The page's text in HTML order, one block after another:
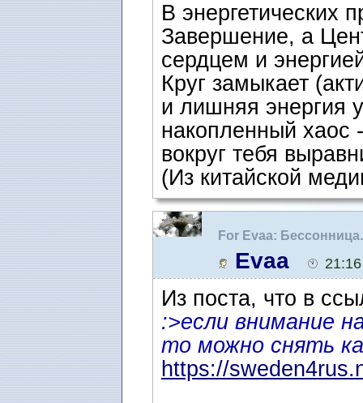
В энергетических
Завершение, а
сердцем и
Круг замыкает
и лишняя энергия
накопленный хаос
вокруг тебя
(Из китайской
For Evaa:
Evaa 21:16
Из поста, что в
:>если внимание
то можно снять
https://